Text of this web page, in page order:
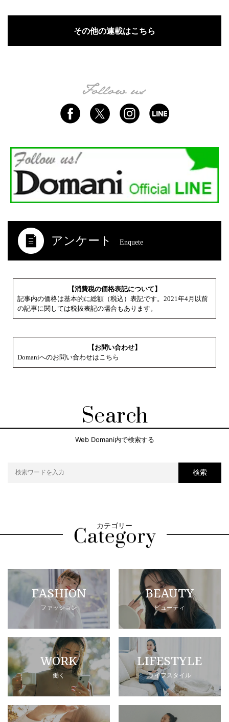
その他の連載はこちら
アンケート Enquete
【消費税の価格表記について】
記事内の価格は基本的に総額（税込）表記です。2021年4月以前
の記事に関しては税抜表記の場合もあります。
【お問い合わせ】
Domaniへのお問い合わせはこちら
Search
Web Domani内で検索する
検索
カテゴリー
FASHION
ファッション
BEAUTY
ビューティ
WORK
働く
LIFESTYLE
ライフスタイル